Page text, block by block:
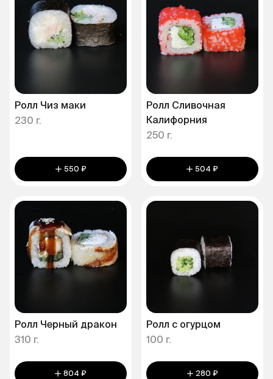
Ролл Чиз маки
230 г.
550 ₽
Ролл Сливочная
Калифорния
250 г.
504 ₽
Ролл Черный дракон
310 г.
804 ₽
Ролл с огурцом
100 г.
280 ₽